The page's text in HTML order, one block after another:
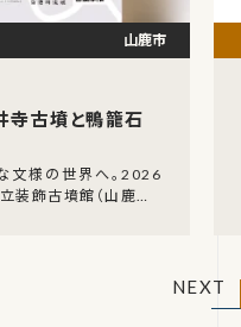
寺古墳と鴨籠石
文様の世界へ。2026
飾古墳館（山鹿市）
山鹿市
NEXT